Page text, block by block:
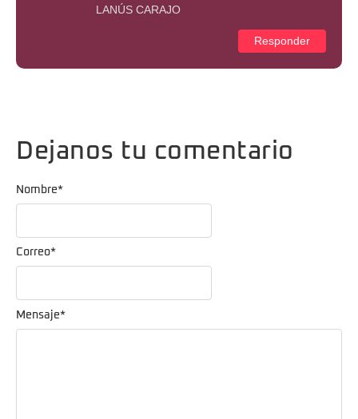
LANÚS CARAJO
Responder
Dejanos tu comentario
Mensaje*
Nombre*
Correo*